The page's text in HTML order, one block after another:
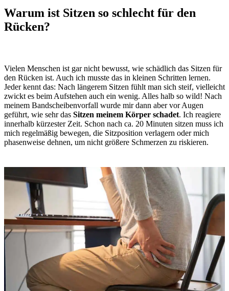
Warum ist Sitzen so schlecht für den
Rücken?
Vielen Menschen ist gar nicht bewusst, wie schädlich das Sitzen für
den Rücken ist. Auch ich musste das in kleinen Schritten lernen.
Jeder kennt das: Nach längerem Sitzen fühlt man sich steif, vielleicht
zwickt es beim Aufstehen auch ein wenig. Alles halb so wild! Nach
meinem Bandscheibenvorfall wurde mir dann aber vor Augen
geführt, wie sehr das Sitzen meinem Körper schadet. Ich reagiere
innerhalb kürzester Zeit. Schon nach ca. 20 Minuten sitzen muss ich
mich regelmäßig bewegen, die Sitzposition verlagern oder mich
phasenweise dehnen, um nicht größere Schmerzen zu riskieren.